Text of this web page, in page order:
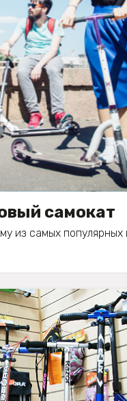
самокат
из самых популярных